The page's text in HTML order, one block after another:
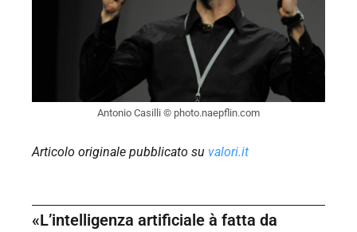
Antonio Casilli © photo.naepflin.com
Articolo originale pubblicato su valori.it
«L’intelligenza artificiale à fatta da